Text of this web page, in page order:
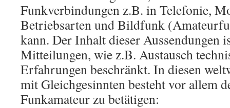
Funkverbindungen z.B. in Telefonie,
Betriebsarten und Bildfunk
kann. Der Inhalt dieser Aussendungen
Mitteilungen, wie z.B. Austausch
Erfahrungen beschränkt. In diesen
mit Gleichgesinnten besteht vor allem
Funkamateur zu betätigen: